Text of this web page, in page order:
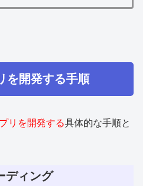
を開発する手順
リを開発する具体的な手順と
ディング